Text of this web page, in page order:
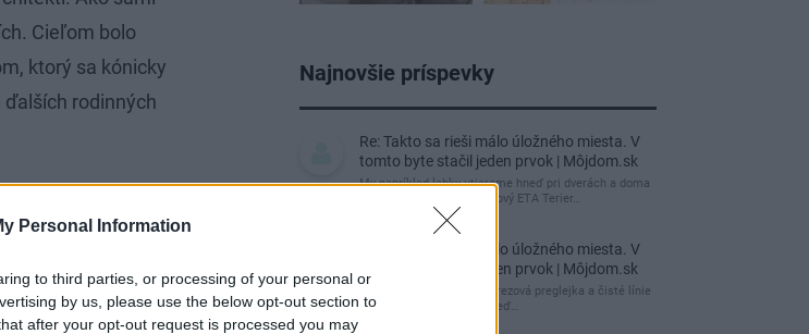
Personal Information
to third parties, or processing of your personal or
by us, please use the below opt-out section to
after your opt-out request is processed you may
Cieľom bolo
ktorý sa kónicky
rodinných
majstrov vo
posledným dielom
a s rešpektom
Najnovšie príspevky
Re: Takto sa rieši málo úložného miesta. V
tomto byte stačil jeden prvok | Môjdom.sk
My napríklad labky utierame hneď pri dverách a doma
pred dvere používame tyčový ETA Terier…
Re: Takto sa rieši málo úložného miesta. V
tomto byte stačil jeden prvok | Môjdom.sk
Dizajn je to nádherný, tá brezová preglejka a čisté línie
vyzerajú super. Ale vždy, keď…